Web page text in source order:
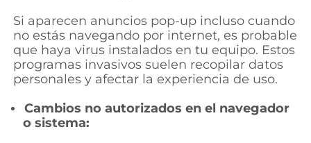
Si aparecen anuncios pop-up incluso cuando
no estás navegando por internet, es probable
que haya virus instalados en tu equipo. Estos
programas invasivos suelen recopilar datos
personales y afectar la experiencia de uso.
Cambios no autorizados en el navegador
o sistema: